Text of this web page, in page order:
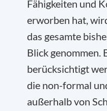
Fähigkeiten und
erworben hat,
das gesamte
Blick genommen.
berücksichtigt
die non-formal
außerhalb von